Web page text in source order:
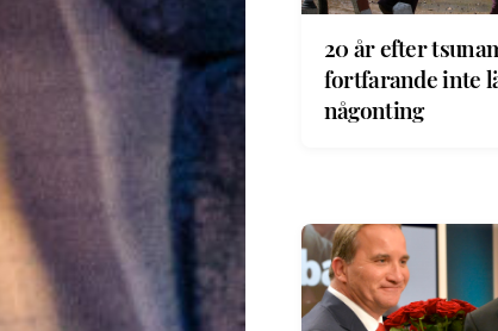
20 år efter
fortfarande inte
någonting